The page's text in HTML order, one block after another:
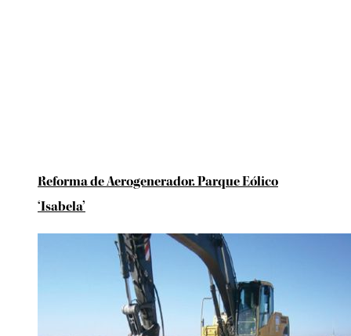
Reforma de Aerogenerador. Parque Eólico
‘Isabela’